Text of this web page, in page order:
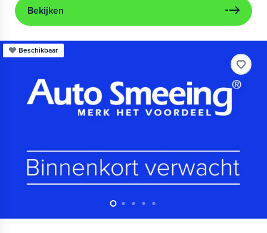
Bekijken
Beschikbaar